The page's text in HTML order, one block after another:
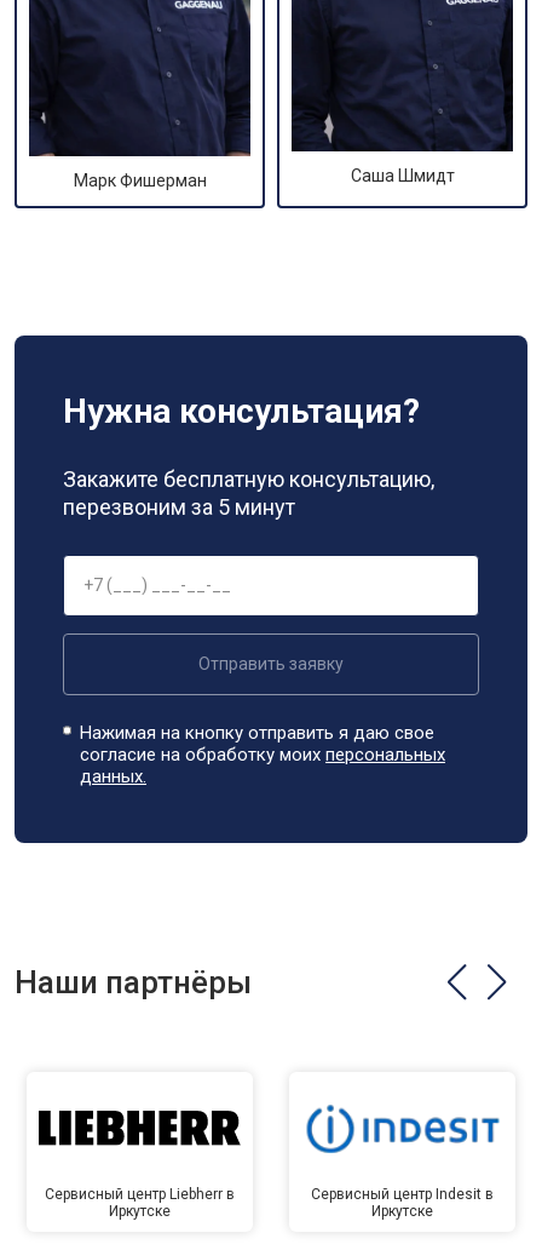
Марк Фишерман Саша Шмидт
Нужна консультация?
Закажите бесплатную консультацию,
перезвоним за 5 минут
Отправить заявку
Нажимая на кнопку отправить я даю свое
согласие на обработку моихперсональных
данных.
Наши партнёры
Сервисный центр Liebherr в
Иркутске
Сервисный центр Indesit в
Иркутске